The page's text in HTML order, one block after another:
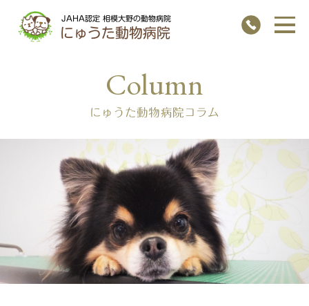
JAHA認定 相模大野の動物病院
にゅうた動物病院
にゅうた動物病院コラム